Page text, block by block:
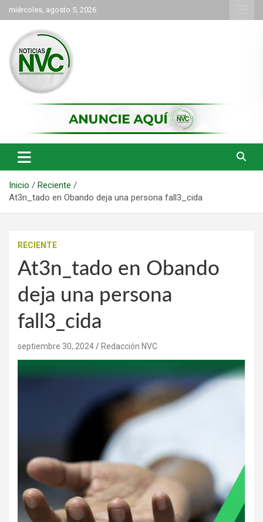
Saltar
al
contenido
miércoles, agosto 5, 2026
NVC Noticias
Inicio
Reciente
At3n_tado en Obando deja una persona fall3_cida
RECIENTE
At3n_tado en Obando
deja una persona
fall3_cida
septiembre 30, 2024 Redacción NVC